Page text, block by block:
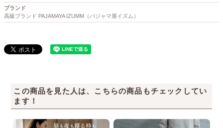
ブランド
高級ブランド PAJAMAYA IZUMM（パジャマ屋イズム）
この商品を見た人は、こちらの商品もチェックしてい
ます！